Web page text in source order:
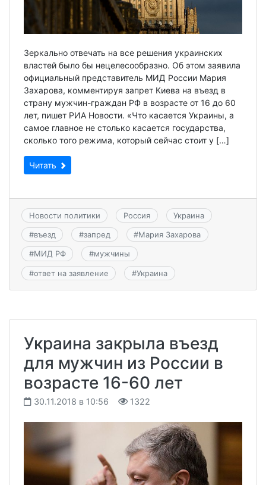
Зеркально отвечать на все решения украинских
властей было бы нецелесообразно. Об этом заявила
официальный представитель МИД России Мария
Захарова, комментируя запрет Киева на въезд в
страну мужчин-граждан РФ в возрасте от 16 до 60
лет, пишет РИА Новости. «Что касается Украины, а
самое главное не столько касается государства,
сколько того режима, который сейчас стоит у […]
Читать
Новости политики Россия Украина
#въезд #запред #Мария Захарова
#МИД РФ #мужчины
#ответ на заявление #Украина
Украина закрыла въезд
для мужчин из России в
возрасте 16-60 лет
30.11.2018 в 10:56 1322